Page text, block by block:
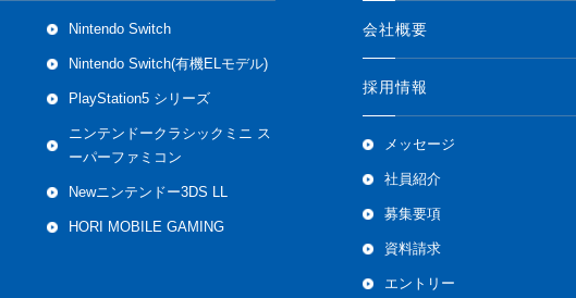
Nintendo Switch
Nintendo Switch(有機ELモデル)
PlayStation5 シリーズ
ニンテンドークラシックミニ ス
ーパーファミコン
Newニンテンドー3DS LL
HORI MOBILE GAMING
会社概要
採用情報
メッセージ
社員紹介
募集要項
資料請求
エントリー